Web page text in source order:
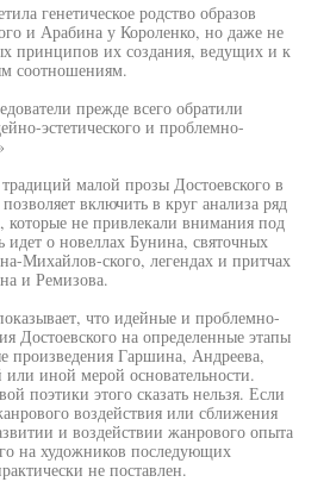
генетическое родство образов
и Арабина у Короленко, но даже не
принципов их создания, ведущих и к
соотношениям.
прежде всего обратили
эстетического и проблемно-
малой прозы Достоевского в
включить в круг анализа ряд
которые не привлекали внимания под
идет о новеллах Бунина, святочных
Михайлов-ского, легендах и притчах
и Ремизова.
что идейные и проблемно-
Достоевского на определенные этапы
произведения Гаршина, Андреева,
иной мерой основательности.
поэтики этого сказать нельзя. Если
воздействия или сближения
и воздействии жанрового опыта
на художников последующих
не поставлен.